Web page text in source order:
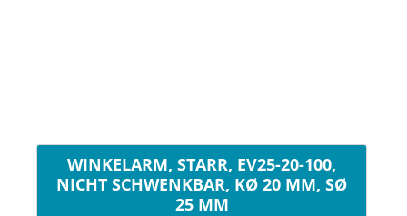
WINKELARM, STARR, EV25-20-100,
NICHT SCHWENKBAR, KØ 20 MM, SØ
25 MM